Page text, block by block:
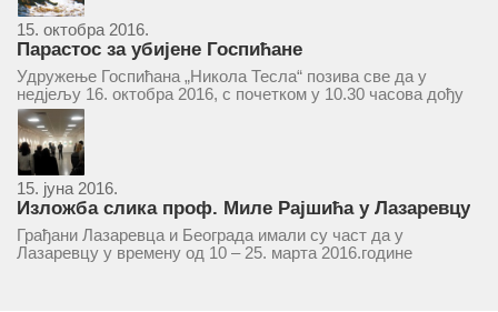
15. октобра 2016.
Парастос за убијене Госпићане
Удружење Госпићана „Никола Тесла“ позива све да у
недјељу 16. октобра 2016, с почетком у 10.30 часова дођу
у цркву Светог оца Николаја у Борчи (Улица Вука Караџића
1), гдје ће бити служен парастос за...
15. јуна 2016.
Изложба слика проф. Миле Рајшића у Лазаревцу
Грађани Лазаревца и Београда имали су част да у
Лазаревцу у времену од 10 – 25. марта 2016.године